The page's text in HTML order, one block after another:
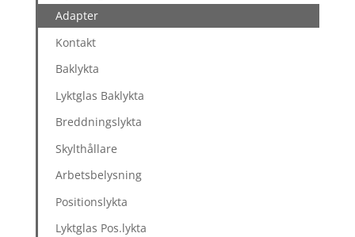
Adapter
Kontakt
Baklykta
Lyktglas Baklykta
Breddningslykta
Skylthållare
Arbetsbelysning
Positionslykta
Lyktglas Pos.lykta